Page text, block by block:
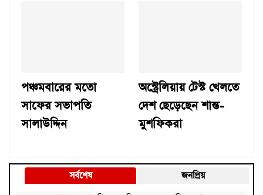
পঞ্চমবারের মতো
সাফের সভাপতি
সালাউদ্দিন
অস্ট্রেলিয়ায় টেস্ট খেলতে
দেশ ছেড়েছেন শান্ত-
মুশফিকরা
সর্বশেষ
জনপ্রিয়